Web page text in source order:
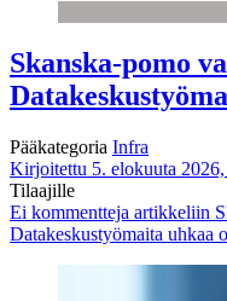
Skanska-pomo
Pääkategoria Infra
Kirjoitettu 5. elokuuta
Tilaajille
Ei kommentteja artikkeliin
Datakeskustyömaita uhkaa